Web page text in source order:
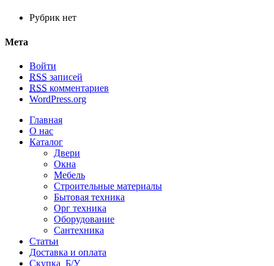
Рубрик нет
Мета
Войти
RSS записей
RSS комментариев
WordPress.org
Главная
О нас
Каталог
Двери
Окна
Мебель
Строительные материалы
Бытовая техника
Орг техника
Оборудование
Сантехника
Статьи
Доставка и оплата
Скупка Б/У